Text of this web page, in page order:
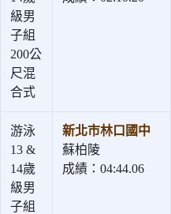
級男
子組
200公
尺混
合式
游泳
13 &
14歲
級男
子組
新北市林口國中
蘇柏陵
成績：04:44.06